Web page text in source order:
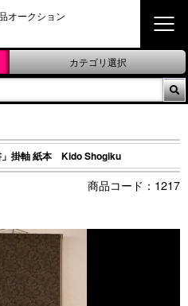
オークション
カテゴリ選択

」掛軸 紙本 Kido Shogiku
1217